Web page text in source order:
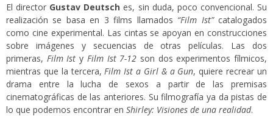
El director Gustav Deutsch es, sin duda, poco convencional. Su
realización se basa en 3 films llamados “Film Ist”catalogados
como cine experimental. Las cintas se apoyan en construcciones
sobre imágenes y secuencias de otras películas. Las dos
primeras, Film Isty Film Ist 7-12 son dos experimentos fílmicos,
mientras que la tercera,Film Ist a Girl & a Gun, quiere recrear un
drama entre la lucha de sexos a partir de las premisas
cinematográficas de las anteriores. Su filmografía ya da pistas de
lo que podemos encontrar en Shirley: Visiones de una realidad.